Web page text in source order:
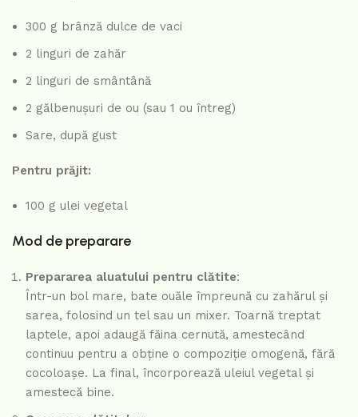
300 g brânză dulce de vaci
2 linguri de zahăr
2 linguri de smântână
2 gălbenușuri de ou (sau 1 ou întreg)
Sare, după gust
Pentru prăjit:
100 g ulei vegetal
Mod de preparare
Prepararea aluatului pentru clătite:
Într-un bol mare, bate ouăle împreună cu zahărul și
sarea, folosind un tel sau un mixer. Toarnă treptat
laptele, apoi adaugă făina cernută, amestecând
continuu pentru a obține o compoziție omogenă, fără
cocoloașe. La final, încorporează uleiul vegetal și
amestecă bine.